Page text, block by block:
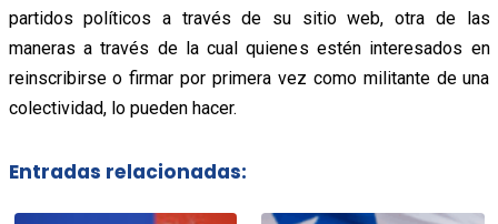
partidos políticos a través de su sitio web, otra de las
maneras a través de la cual quienes estén interesados en
reinscribirse o firmar por primera vez como militante de una
colectividad, lo pueden hacer.
Entradas relacionadas: